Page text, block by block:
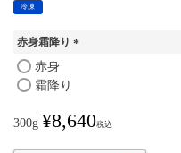
冷凍
赤身霜降り
赤身
霜降り
300g ¥8,640税込